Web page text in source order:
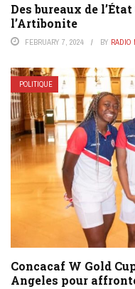
Des bureaux de
l’Artibonite
FEBRUARY 7, 2024 BY RADIO
POLITIQUE
Concacaf W Gold
Angeles pour